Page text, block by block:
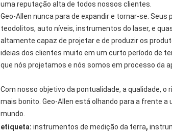
uma reputação alta de todos nossos clientes.
Geo-Allen nunca para de expandir e tornar-se.
teodolitos, auto níveis, instrumentos do laser, e
altamente capaz de projetar e de produzir os
ideias dos clientes muito em um curto período de
que nós projetamos e nós somos em processo da
Com nosso objetivo da pontualidade, a qualidade,
mais bonito. Geo-Allen está olhando para a frente
mundo.
etiqueta: instrumentos de medição da terra,